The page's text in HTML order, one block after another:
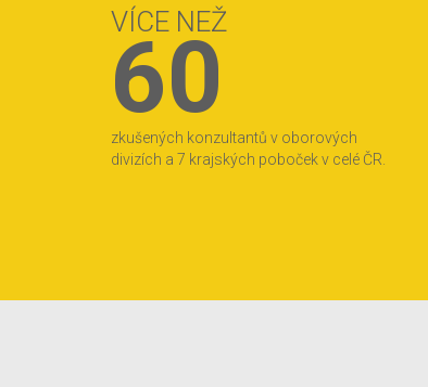
VÍCE NEŽ
60
zkušených konzultantů v oborových
divizích a 7 krajských poboček v celé ČR.